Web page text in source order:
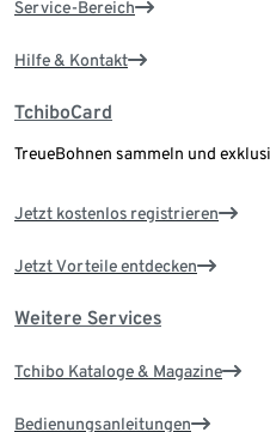
Service-Bereich
Hilfe & Kontakt
TchiboCard
TreueBohnen sammeln und
Jetzt kostenlos registrieren
Jetzt Vorteile entdecken
Weitere Services
Tchibo Kataloge & Magazine
Bedienungsanleitungen